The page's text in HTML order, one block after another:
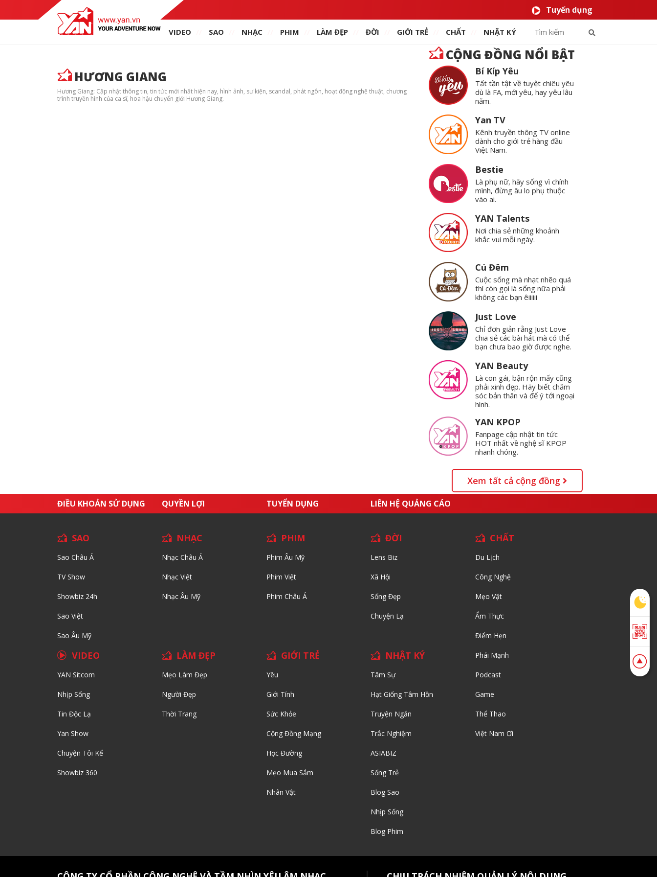
Tuyển dụng
VIDEO SAO NHẠC PHIM LÀM ĐẸP ĐỜI GIỚI TRẺ CHẤT NHẬT KÝ
HƯƠNG GIANG
Hương Giang: Cập nhật thông tin, tin tức mới nhất hiện nay, hình ảnh, sự kiện, scandal, phát ngôn, hoạt động nghệ thuật, chương
trình truyền hình của ca sĩ, hoa hậu chuyển giới Hương Giang.
CỘNG ĐỒNG NỔI BẬT
Bí Kíp Yêu
Tất tần tật về tuyệt chiêu yêu
dù là FA, mới yêu, hay yêu lâu
năm.
Yan TV
Kênh truyền thông TV online
dành cho giới trẻ hàng đầu
Việt Nam.
Bestie
Là phụ nữ, hãy sống vì chính
mình, đừng âu lo phụ thuộc
vào ai.
YAN Talents
Nơi chia sẻ những khoảnh
khắc vui mỗi ngày.
Cú Đêm
Cuộc sống mà nhạt nhẽo quá
thì còn gọi là sống nữa phải
không các bạn êiiiiii
Just Love
Chỉ đơn giản rằng Just Love
chia sẻ các bài hát mà có thể
bạn chưa bao giờ được nghe.
YAN Beauty
Là con gái, bận rộn mấy cũng
phải xinh đẹp. Hãy biết chăm
sóc bản thân và để ý tới ngoại
hình.
YAN KPOP
Fanpage cập nhật tin tức
HOT nhất về nghệ sĩ KPOP
nhanh chóng.
Xem tất cả cộng đồng
ĐIỀU KHOẢN SỬ DỤNG QUYỀN LỢI TUYỂN DỤNG LIÊN HỆ QUẢNG CÁO
SAO
Sao Châu Á
TV Show
Showbiz 24h
Sao Việt
Sao Âu Mỹ
NHẠC
Nhạc Châu Á
Nhạc Việt
Nhạc Âu Mỹ
PHIM
Phim Âu Mỹ
Phim Việt
Phim Châu Á
ĐỜI
Lens Biz
Xã Hội
Sống Đẹp
Chuyện Lạ
VIDEO
YAN Sitcom
Nhịp Sống
Tin Độc Lạ
Yan Show
Chuyện Tôi Kể
Showbiz 360
LÀM ĐẸP
Mẹo Làm Đẹp
Người Đẹp
Thời Trang
GIỚI TRẺ
Yêu
Giới Tính
Sức Khỏe
Cộng Đồng Mạng
Học Đường
Mẹo Mua Sắm
Nhân Vật
NHẬT KÝ
Tâm Sự
Hạt Giống Tâm Hồn
Truyện Ngắn
Trắc Nghiệm
ASIABIZ
Sống Trẻ
Blog Sao
Nhịp Sống
Blog Phim
CHẤT
Du Lịch
Công Nghệ
Mẹo Vặt
Ẩm Thực
Điểm Hẹn
Phái Mạnh
Podcast
Game
Thể Thao
Việt Nam Ơi